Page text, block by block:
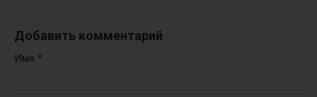
Добавить комментарий
Имя *